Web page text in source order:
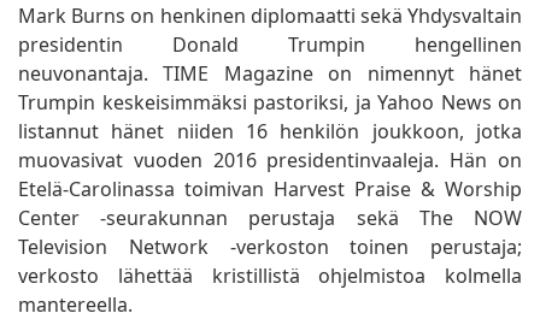
Mark Burns on henkinen diplomaatti sekä Yhdysvaltain
presidentin Donald Trumpin hengellinen
neuvonantaja. TIME Magazine on nimennyt hänet
Trumpin keskeisimmäksi pastoriksi, ja Yahoo News on
listannut hänet niiden 16 henkilön joukkoon, jotka
muovasivat vuoden 2016 presidentinvaaleja. Hän on
Etelä-Carolinassa toimivan Harvest Praise & Worship
Center -seurakunnan perustaja sekä The NOW
Television Network -verkoston toinen perustaja;
verkosto lähettää kristillistä ohjelmistoa kolmella
mantereella.